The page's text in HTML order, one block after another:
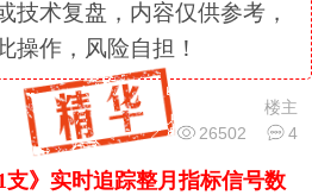
技术复盘，内容仅供参考，
操作，风险自担！
楼主
26502
4
支》实时追踪整月指标信号数